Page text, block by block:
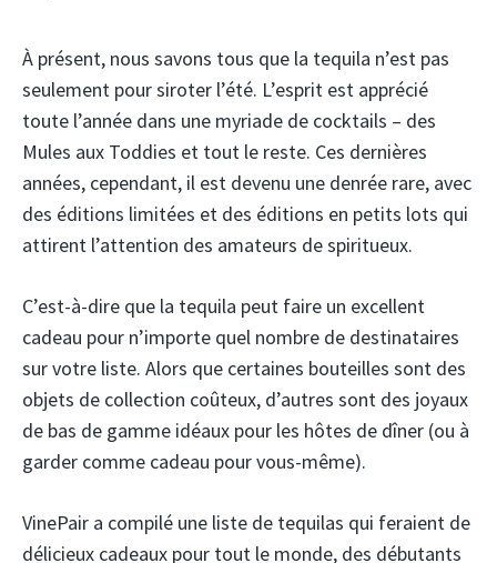
À présent, nous savons tous que la tequila n’est pas
seulement pour siroter l’été. L’esprit est apprécié
toute l’année dans une myriade de cocktails – des
Mules aux Toddies et tout le reste. Ces dernières
années, cependant, il est devenu une denrée rare, avec
des éditions limitées et des éditions en petits lots qui
attirent l’attention des amateurs de spiritueux.
C’est-à-dire que la tequila peut faire un excellent
cadeau pour n’importe quel nombre de destinataires
sur votre liste. Alors que certaines bouteilles sont des
objets de collection coûteux, d’autres sont des joyaux
de bas de gamme idéaux pour les hôtes de dîner (ou à
garder comme cadeau pour vous-même).
VinePair a compilé une liste de tequilas qui feraient de
délicieux cadeaux pour tout le monde, des débutants